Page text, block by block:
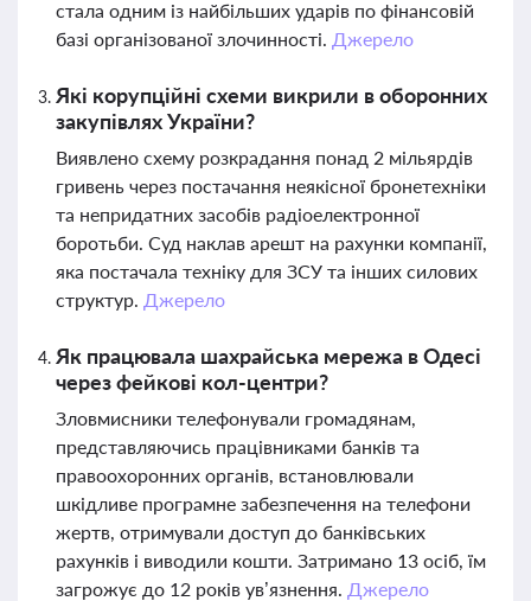
стала одним із найбільших ударів по фінансовій
базі організованої злочинності. Джерело
Які корупційні схеми викрили в оборонних
закупівлях України?
Виявлено схему розкрадання понад 2 мільярдів
гривень через постачання неякісної бронетехніки
та непридатних засобів радіоелектронної
боротьби. Суд наклав арешт на рахунки компанії,
яка постачала техніку для ЗСУ та інших силових
структур. Джерело
Як працювала шахрайська мережа в Одесі
через фейкові кол-центри?
Зловмисники телефонували громадянам,
представляючись працівниками банків та
правоохоронних органів, встановлювали
шкідливе програмне забезпечення на телефони
жертв, отримували доступ до банківських
рахунків і виводили кошти. Затримано 13 осіб, їм
загрожує до 12 років ув’язнення. Джерело